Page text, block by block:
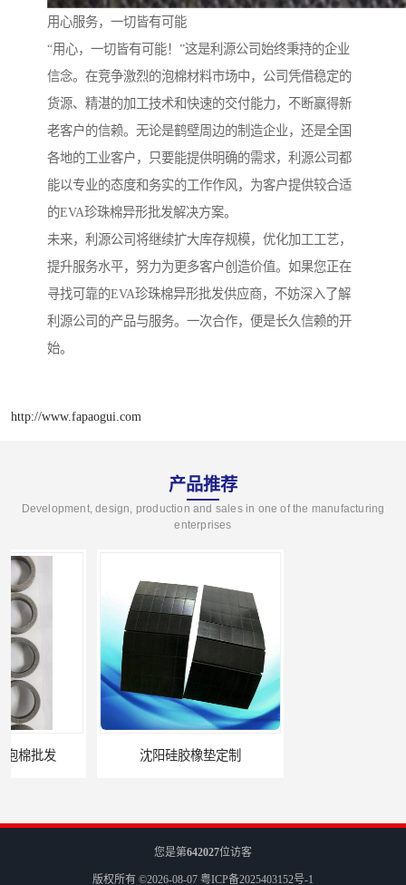
用心服务，一切皆有可能
“用心，一切皆有可能！”这是利源公司始终秉持的企业
信念。在竞争激烈的泡棉材料市场中，公司凭借稳定的
货源、精湛的加工技术和快速的交付能力，不断赢得新
老客户的信赖。无论是鹤壁周边的制造企业，还是全国
各地的工业客户，只要能提供明确的需求，利源公司都
能以专业的态度和务实的工作作风，为客户提供较合适
的EVA珍珠棉异形批发解决方案。
未来，利源公司将继续扩大库存规模，优化加工工艺，
提升服务水平，努力为更多客户创造价值。如果您正在
寻找可靠的EVA珍珠棉异形批发供应商，不妨深入了解
利源公司的产品与服务。一次合作，便是长久信赖的开
始。
http://www.fapaogui.com
产品推荐
Development, design, production and sales in one of the manufacturing
enterprises
沈阳硅胶橡垫定制 银川亮面液态发泡硅胶垫片定制
您是第642027位访客
版权所有 ©2026-08-07 粤ICP备2025403152号-1